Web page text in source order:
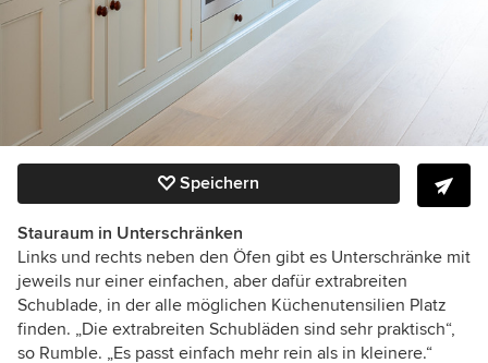
Speichern
Stauraum in Unterschränken
Links und rechts neben den Öfen gibt es Unterschränke mit
jeweils nur einer einfachen, aber dafür extrabreiten
Schublade, in der alle möglichen Küchenutensilien Platz
finden. „Die extrabreiten Schubläden sind sehr praktisch“,
so Rumble. „Es passt einfach mehr rein als in kleinere.“